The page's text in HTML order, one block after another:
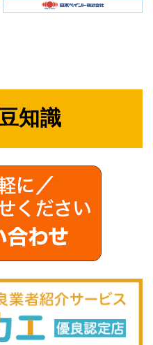
知識